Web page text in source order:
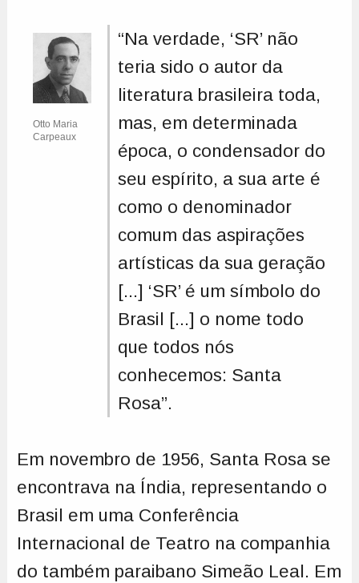
Otto Maria
Carpeaux
“Na verdade, ‘SR’ não
teria sido o autor da
literatura brasileira toda,
mas, em determinada
época, o condensador do
seu espírito, a sua arte é
como o denominador
comum das aspirações
artísticas da sua geração
[...] ‘SR’ é um símbolo do
Brasil [...] o nome todo
que todos nós
conhecemos: Santa
Rosa”.
Em novembro de 1956, Santa Rosa se
encontrava na Índia, representando o
Brasil em uma Conferência
Internacional de Teatro na companhia
do também paraibano Simeão Leal. Em